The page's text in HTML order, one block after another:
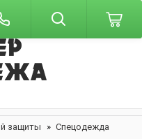
защиты
Спецодежда